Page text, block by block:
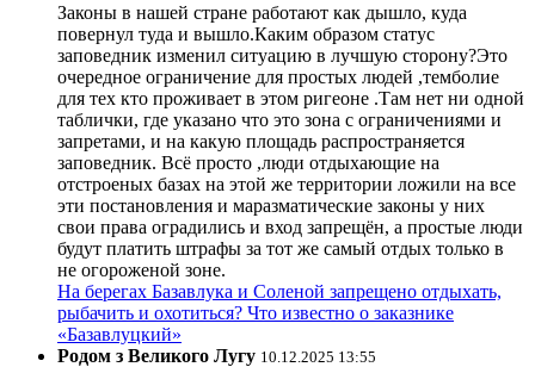
Законы в нашей стране работают как дышло, куда
повернул туда и вышло.Каким образом статус
заповедник изменил ситуацию в лучшую сторону?Это
очередное ограничение для простых людей ,темболие
для тех кто проживает в этом ригеоне .Там нет ни одной
таблички, где указано что это зона с ограничениями и
запретами, и на какую площадь распространяется
заповедник. Всё просто ,люди отдыхающие на
отстроеных базах на этой же территории ложили на все
эти постановления и маразматические законы у них
свои права оградились и вход запрещён, а простые люди
будут платить штрафы за тот же самый отдых только в
не огороженой зоне.
На берегах Базавлука и Соленой запрещено отдыхать,
рыбачить и охотиться? Что известно о заказнике
«Базавлуцкий»
Родом з Великого Лугу 10.12.2025 13:55